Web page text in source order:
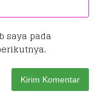
saya pada